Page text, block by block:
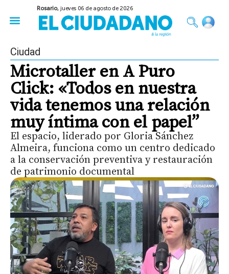
Rosario,jueves 06 de agosto de 2026
Ciudad
Microtaller en A Puro
Click: «Todos en nuestra
vida tenemos una relación
muy íntima con el papel”
El espacio, liderado por Gloria Sánchez
Almeira, funciona como un centro dedicado
a la conservación preventiva y restauración
de patrimonio documental